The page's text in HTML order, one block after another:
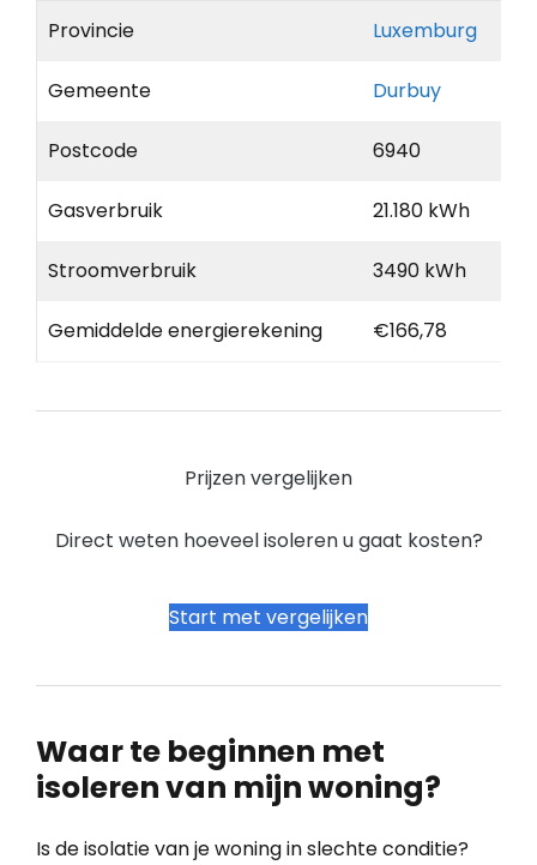
Provincie Luxemburg
Gemeente Durbuy
Postcode 6940
Gasverbruik 21.180 kWh
Stroomverbruik 3490 kWh
Gemiddelde energierekening €166,78
Prijzen vergelijken
Direct weten hoeveel isoleren u gaat kosten?
Start met vergelijken
Waar te beginnen met
isoleren van mijn woning?
Is de isolatie van je woning in slechte conditie?